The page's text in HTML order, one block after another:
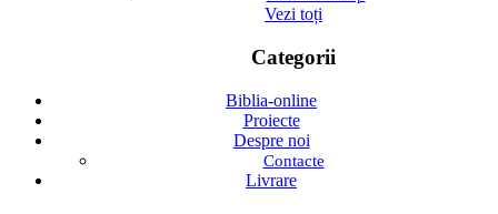
Vezi toți
Categorii
Biblia-online
Proiecte
Despre noi
Contacte
Livrare